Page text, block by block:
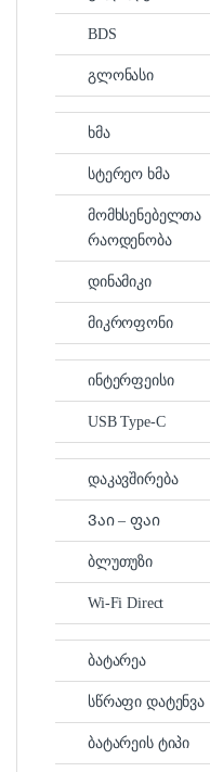
BDS
გლონასი
ხმა
სტერეო ხმა
მომხსენებელთა
რაოდენობა
დინამიკი
მიკროფონი
ინტერფეისი
USB Type-C
დაკავშირება
Ვაი – ფაი
ბლუთუზი
Wi-Fi Direct
ბატარეა
სწრაფი დატენვა
ბატარეის ტიპი